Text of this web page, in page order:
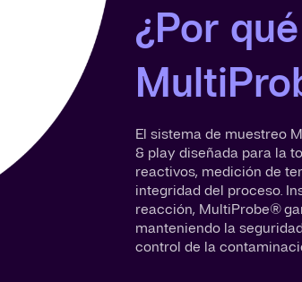
¿Por
El sistema de muestreo
& play diseñada para la
reactivos, medición de
integridad del proceso.
reacción, MultiProbe®
manteniendo la
control de la